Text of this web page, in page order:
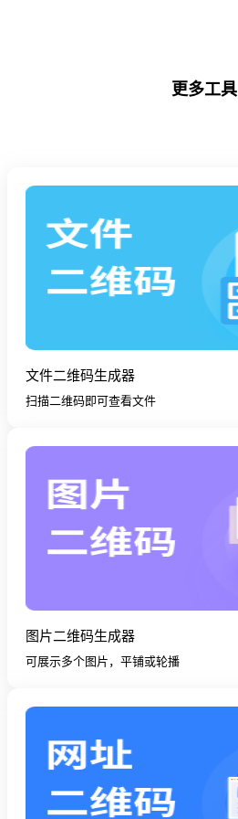
更多工具
文件二维码生成器
扫描二维码即可查看文件
图片二维码生成器
可展示多个图片，平铺或轮播